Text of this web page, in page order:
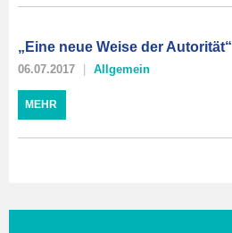
„Eine neue Weise der Autorität“
06.07.2017 Allgemein
MEHR